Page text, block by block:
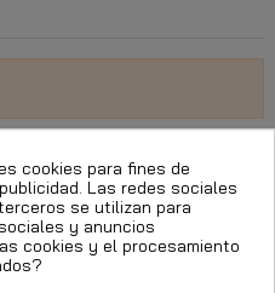
cookies para fines de
Las redes sociales
se utilizan para
y anuncios
cookies y el procesamiento